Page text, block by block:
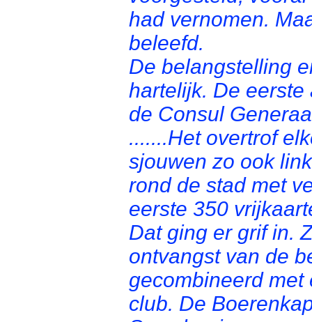
had vernomen.
beleefd.
De belangstelling
hartelijk. De
de Consul
.......Het overtrof
sjouwen zo ook
rond de stad met
eerste 350
Dat ging er grif in.
ontvangst van de
gecombineerd
club. De